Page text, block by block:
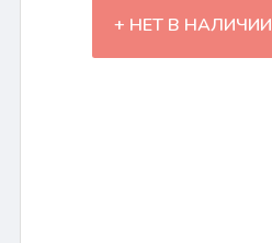
НЕТ В НАЛИЧИИ